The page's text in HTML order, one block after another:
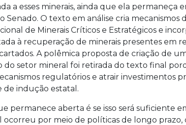
a esses minerais, ainda que ela permaneça
Senado. O texto em análise cria mecanismos
de Minerais Críticos e Estratégicos e
à recuperação de minerais presentes em
A polêmica proposta de criação de
do setor mineral foi retirada do texto final
regulatórios e atrair investimentos
de indução estatal.
permanece aberta é se isso será suficiente
ocorreu por meio de políticas de longo prazo,